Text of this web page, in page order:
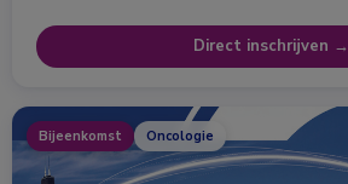
Direct inschrijven →
Bijeenkomst Oncologie